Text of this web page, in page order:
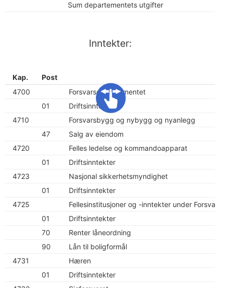
Sum departementets utgifter
Inntekter:
Kap.
Post
4700
Forsvarsdepartementet
01
Driftsinntekter
4710
Forsvarsbygg og nybygg og nyanlegg
47
Salg av eiendom
4720
Felles ledelse og kommandoapparat
01
Driftsinntekter
4723
Nasjonal sikkerhetsmyndighet
01
Driftsinntekter
4725
Fellesinstitusjoner og -inntekter under
01
Driftsinntekter
70
Renter låneordning
90
Lån til boligformål
4731
Hæren
01
Driftsinntekter